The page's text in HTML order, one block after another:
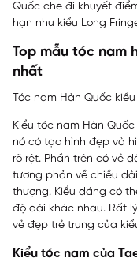
Quốc che đi khuyết
hạn như kiểu Long
Top mẫu tóc nam
nhất
Tóc nam Hàn Quốc
Kiểu tóc nam Hàn
nó có tạo hình đẹp và
rõ rệt. Phần trên có vẻ
tương phản về chiều
thượng. Kiểu dáng có
độ dài khác nhau. Rất
vẻ đẹp trẻ trung của
Kiểu tóc nam của